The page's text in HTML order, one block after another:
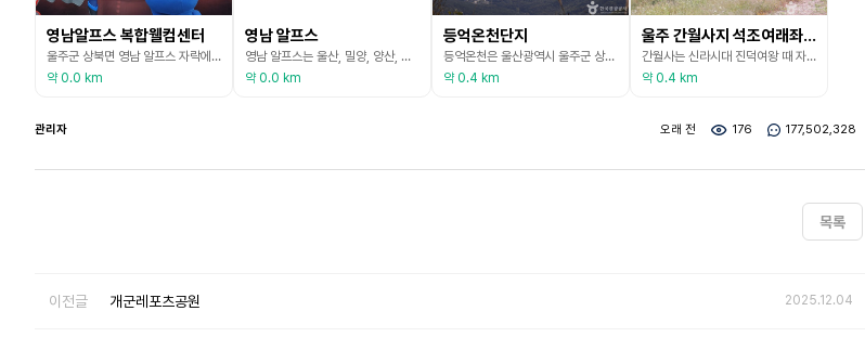
영남알프스 복합웰컴센터
울주군 상북면 영남 알프스 자락에 위치한 자연과 문화 복합 열린 공간의 장이다. 수려한 자연경관뿐만 아니라 알프스 시네마, 번개맨 체험관, 국제 클라이밍 장, 산악문학관 등 다양한 시설을 갖추고 있어 영남 알프스를 찾는 관광객들에게 볼거리와 즐길 거리를 제공하고 있다. 다양한 체험의 장소로 온 가족이 함께 즐길 수 있는 공간이다.
약 0.0 km
영남 알프스
영남 알프스는 울산, 밀양, 양산, 청도, 경주의 접경지에 형성된 가지산을 중심으로 해발 1,000m 이상의 산들이 수려한 산세와 풍광을 자랑하며 유럽의 알프스와 견줄만하다 하여 붙여진 이름이다. 본래 가지산, 간월산, 신불산, 영축산, 천황산, 재약산, 고헌산 7개의 산을 지칭하나, 운문산, 문복산을 포함시키기도 한다. 영남 알프스는 전체 면적이 약 255㎢이며, 한국 100대 명산에 포함된 신불산 등 9개의 산으로 연결된 산악관광지이다. 사계 모두
약 0.0 km
등억온천단지
등억온천은 울산광역시 울주군 상북면 등억리 영남의 알프스인 신불산 자락에 있는 대규모 온천단지이다. 정식 명칭은 등억온천원보호지구이며 신불산온천이라고도 불린다. 온천수 수질은 지하 600~800m에서 용출된 알칼리성 중조천으로 칼슘을 함유하고 있으며 각종 피부염과 신경통 소화기질환, 기관지염, 고혈압, 피부 미용에 효과가 있고, 특히 음용수로 마실 수 있는 광천수의 역할도 하고 있다. 주위에 있는 자수정 동굴나라, 작천정, 신라 사찰 석남사, 통도사 등
약 0.4 km
울주 간월사지 석조여래좌상
간월사는 신라시대 진덕여왕 때 자장스님이 창건하였다고 하는데 절터에서 나온 유물은 거의 모두 통일신라시대의 것들이다. 이후 임진왜란 때 불에 타 없어진 것을 고쳐지었으나 조선 말기에 폐사되었다. 후에 사람들이 암자를 세워 노천에 방치되어 있던 여래 좌상을 봉안하였다. 발견 당시 광배는 결손 된 상태로 대좌 역시 완전한 상태는 아니었지만 불상에서 보이고 있는 인간의 모습을 재현한 듯한 얼굴과 신체적 비례는 8세기말에서 9세기에 즐겨 사용된 기법이다. 머리
약 0.4 km
관리자 오래 전 176 177,502,328
목록
이전글 개군레포츠공원 2025.12.04